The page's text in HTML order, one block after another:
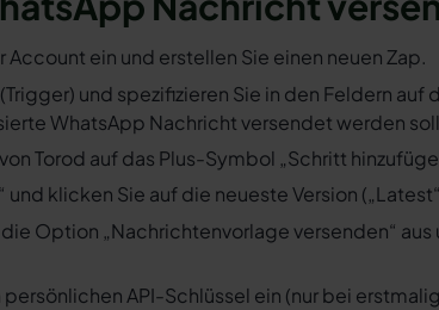
Account ein und erstellen Sie einen neuen Zap.
und spezifizieren Sie in den Feldern
WhatsApp Nachricht versendet werden
Torod auf das Plus-Symbol „Schritt
klicken Sie auf die neueste Version
Option „Nachrichtenvorlage versenden“ aus
persönlichen API-Schlüssel ein (nur bei